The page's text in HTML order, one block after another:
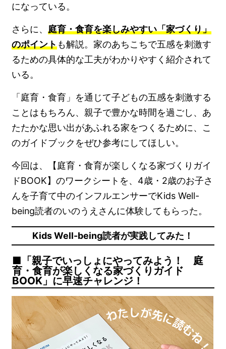
になっている。
さらに、庭育・食育を楽しみやすい「家づくり」
のポイントも解説。家のあちこちで五感を刺激す
るための具体的な工夫がわかりやすく紹介されて
いる。
「庭育・食育」を通じて子どもの五感を刺激する
ことはもちろん、親子で豊かな時間を過ごし、あ
たたかな思い出があふれる家をつくるために、こ
のガイドブックをぜひ参考にしてほしい。
今回は、【庭育・食育が楽しくなる家づくりガイ
ドBOOK】のワークシートを、4歳・2歳のお子さ
んを子育て中のインフルエンサーでKids Well-
being読者のいのうえさんに体験してもらった。
Kids Well-being読者が実践してみた！
「親子でいっしょにやってみよう！ 庭
育・食育が楽しくなる家づくりガイド
BOOK」に早速チャレンジ！